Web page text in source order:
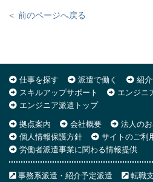
＜ 前のページへ戻る
仕事を探す 派遣で働く 紹
スキルアップサポート
エンジニ
エンジニア派遣トップ
拠点案内
会社概要
法人の
個人情報保護方針
サイトのご利
労働者派遣事業に関わる情報提供
事務系派遣・紹介予定派遣
転職